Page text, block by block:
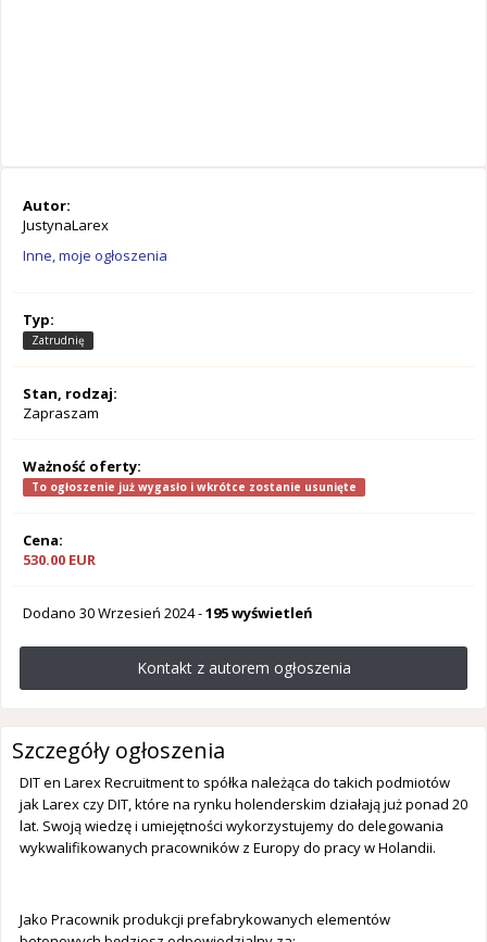
Autor:
JustynaLarex
Inne, moje ogłoszenia
Typ:
Zatrudnię
Stan, rodzaj:
Zapraszam
Ważność oferty:
To ogłoszenie już wygasło i wkrótce zostanie usunięte
Cena:
530.00 EUR
Dodano 30 Wrzesień 2024-195 wyświetleń
Kontakt z autorem ogłoszenia
Szczegóły ogłoszenia
DIT en Larex Recruitment to spółka należąca do takich podmiotów
jak Larex czy DIT, które na rynku holenderskim działają już ponad 20
lat. Swoją wiedzę i umiejętności wykorzystujemy do delegowania
wykwalifikowanych pracowników z Europy do pracy w Holandii.
Jako Pracownik produkcji prefabrykowanych elementów